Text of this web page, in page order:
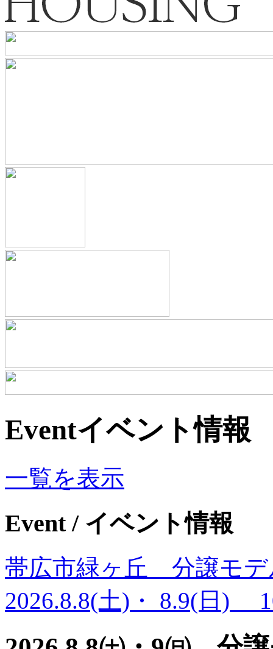
Eventイベント情報
一覧を表示
Event/ イベント情報
帯広市緑ヶ丘 分譲モデ
2026.8.8(土)・ 8.9(日)